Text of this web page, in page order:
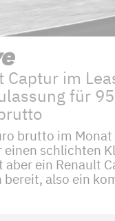
Captur im
für
brutto im
einen schlichten
aber ein Renault
also ein